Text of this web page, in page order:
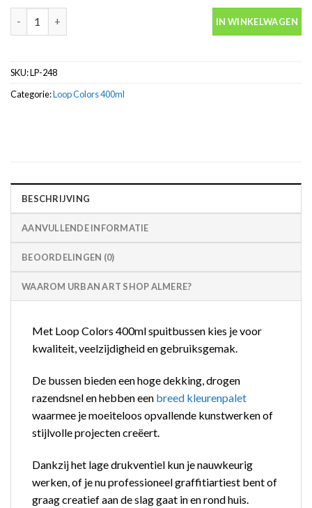
IN WINKELWAGEN
SKU:LP-248
Categorie:Loop Colors 400ml
BESCHRIJVING
AANVULLENDE INFORMATIE
BEOORDELINGEN (0)
WAAROM URBAN ART SHOP ALMERE?
Met Loop Colors 400ml spuitbussen kies je voor
kwaliteit, veelzijdigheid en gebruiksgemak.
De bussen bieden een hoge dekking, drogen
razendsnel en hebben een breed kleurenpalet
waarmee je moeiteloos opvallende kunstwerken of
stijlvolle projecten creëert.
Dankzij het lage drukventiel kun je nauwkeurig
werken, of je nu professioneel graffitiartiest bent of
graag creatief aan de slag gaat in en rond huis.